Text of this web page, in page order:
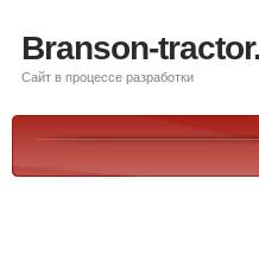
Branson-
Сайт в процессе разработки